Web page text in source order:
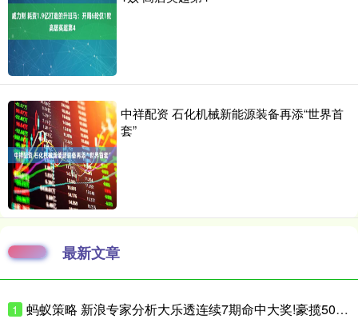
中祥配资 石化机械新能源装备再添“世界首
套”
最新文章
1 蚂蚁策略 新浪专家分析大乐透连续7期命中大奖!豪揽5025万